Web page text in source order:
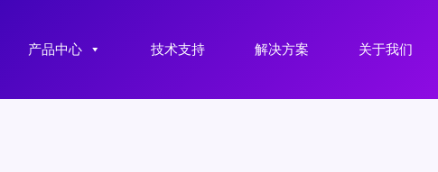
产品中心 技术支持 解决方案 关于我们